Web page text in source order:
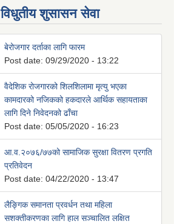
विधुतीय शुसासन सेवा
बेरोजगार दर्ताका लागि फारम
Post date: 09/29/2020 - 13:22
वैदेशिक रोजगारको शिलशिलामा मृत्यु भएका
कामदारको नजिकको हकदारले आर्थिक सहायताका
लागि दिने निवेदनको ढाँचा
Post date: 05/05/2020 - 16:23
आ.व.२०७६/७७को सामाजिक सुरक्षा वितरण प्रगति
प्रतिवेदन
Post date: 04/22/2020 - 13:47
लैङ्गिक समानता प्रवर्धन तथा महिला
सशक्तीकरणका लागि हाल सञ्चालित लक्षित